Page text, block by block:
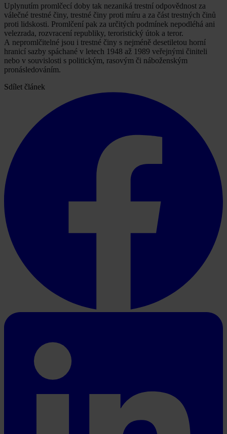
Uplynutím promlčecí doby tak nezaniká trestní odpovědnost za
válečné trestné činy, trestné činy proti míru a za část trestných činů
proti lidskosti. Promlčení pak za určitých podmínek nepodléhá ani
velezrada, rozvracení republiky, teroristický útok a teror.
A nepromlčitelné jsou i trestné činy s nejméně desetiletou horní
hranicí sazby spáchané v letech 1948 až 1989 veřejnými činiteli
nebo v souvislosti s politickým, rasovým či náboženským
pronásledováním.
Sdílet článek